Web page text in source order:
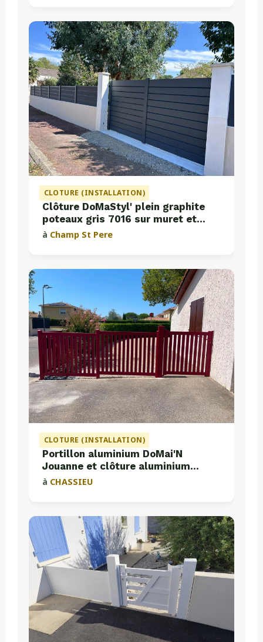
CLOTURE (INSTALLATION)
Clôture DoMaStyl' plein graphite
poteaux gris 7016 sur muret et
portail coulissant Classic Strong
à Champ St Pere
CLOTURE (INSTALLATION)
Portillon aluminium DoMai'N
Jouanne et clôture aluminium
Valette
à CHASSIEU